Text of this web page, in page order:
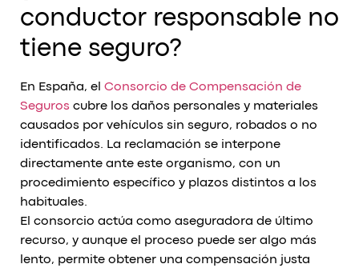
conductor responsable no
tiene seguro?
En España, el Consorcio de Compensación de
Seguros cubre los daños personales y materiales
causados por vehículos sin seguro, robados o no
identificados. La reclamación se interpone
directamente ante este organismo, con un
procedimiento específico y plazos distintos a los
habituales.
El consorcio actúa como aseguradora de último
recurso, y aunque el proceso puede ser algo más
lento, permite obtener una compensación justa